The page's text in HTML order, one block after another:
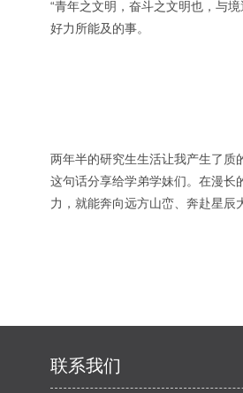
“青年之文明，奋斗之文明也，与
好力所能及的事。
两年半的研究生生活让我产生了质
这句话分享给学弟学妹们。在漫长
力，就能奔向远方山峦、奔赴星辰
联系我们